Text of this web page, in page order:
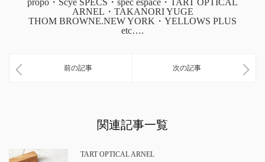
propo・Scye SPECS・spec espace・TART OPTICAL
ARNEL・TAKANORI YUGE
THOM BROWNE.NEW YORK・YELLOWS PLUS
etc….
前の記事 次の記事
関連記事一覧
TART OPTICAL ARNEL